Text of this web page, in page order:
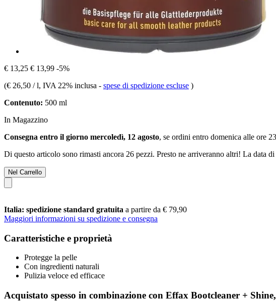
€ 13,25 € 13,99 -5%
(€ 26,50 / l, IVA 22% inclusa - spese di spedizione escluse )
Contenuto: 500 ml
In Magazzino
Consegna entro il giorno mercoledì, 12 agosto, se ordini entro domenica alle ore
Di questo articolo sono rimasti ancora 26 pezzi. Presto ne arriveranno altri! La data
Nel Carrello
Italia: spedizione standard gratuita a partire da € 79,90
Maggiori informazioni su spedizione e consegna
Caratteristiche e proprietà
Protegge la pelle
Con ingredienti naturali
Pulizia veloce ed efficace
Acquistato spesso in combinazione con Effax Bootcleaner +